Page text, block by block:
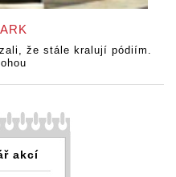
že stále kralují pódiím.
akcí